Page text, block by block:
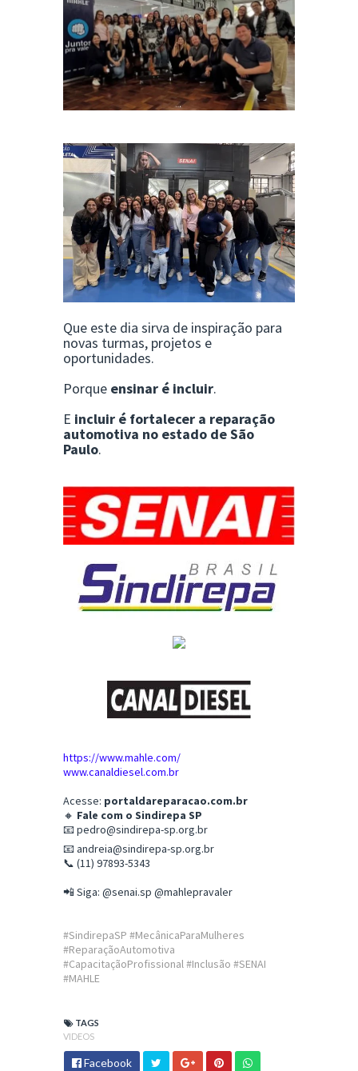
Que este dia sirva de inspiração para
novas turmas, projetos e
oportunidades.
Porque ensinar é incluir.
E incluir é fortalecer a reparação
automotiva no estado de São
Paulo.
https://www.mahle.com/
www.canaldiesel.com.br
Acesse: portaldareparacao.com.br
🔸 Fale com o Sindirepa SP
📧pedro@sindirepa-sp.org.br
📧andreia@sindirepa-sp.org.br
📞 (11) 97893-5343
📲 Siga: @senai.sp @mahlepravaler
#SindirepaSP #MecânicaParaMulheres
#ReparaçãoAutomotiva
#CapacitaçãoProfissional #Inclusão #SENAI
#MAHLE
TAGS
VIDEOS
Facebook